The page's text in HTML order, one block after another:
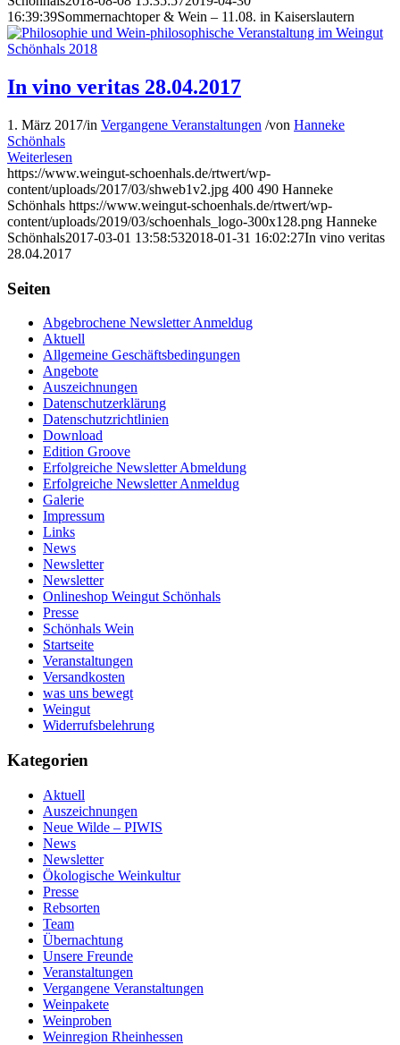
16:39:39Sommernachtoper & Wein – 11.08. in Kaiserslautern
In vino veritas 28.04.2017
1. März 2017/in Vergangene Veranstaltungen /von Hanneke
Schönhals
Weiterlesen
https://www.weingut-schoenhals.de/rtwert/wp-
content/uploads/2017/03/shweb1v2.jpg 400 490 Hanneke
Schönhals https://www.weingut-schoenhals.de/rtwert/wp-
content/uploads/2019/03/schoenhals_logo-300x128.png Hanneke
Schönhals2017-03-01 13:58:532018-01-31 16:02:27In vino veritas
28.04.2017
Seiten
Abgebrochene Newsletter Anmeldug
Aktuell
Allgemeine Geschäftsbedingungen
Angebote
Auszeichnungen
Datenschutzerklärung
Datenschutzrichtlinien
Download
Edition Groove
Erfolgreiche Newsletter Abmeldung
Erfolgreiche Newsletter Anmeldug
Galerie
Impressum
Links
News
Newsletter
Newsletter
Onlineshop Weingut Schönhals
Presse
Schönhals Wein
Startseite
Veranstaltungen
Versandkosten
was uns bewegt
Weingut
Widerrufsbelehrung
Kategorien
Aktuell
Auszeichnungen
Neue Wilde – PIWIS
News
Newsletter
Ökologische Weinkultur
Presse
Rebsorten
Team
Übernachtung
Unsere Freunde
Veranstaltungen
Vergangene Veranstaltungen
Weinpakete
Weinproben
Weinregion Rheinhessen